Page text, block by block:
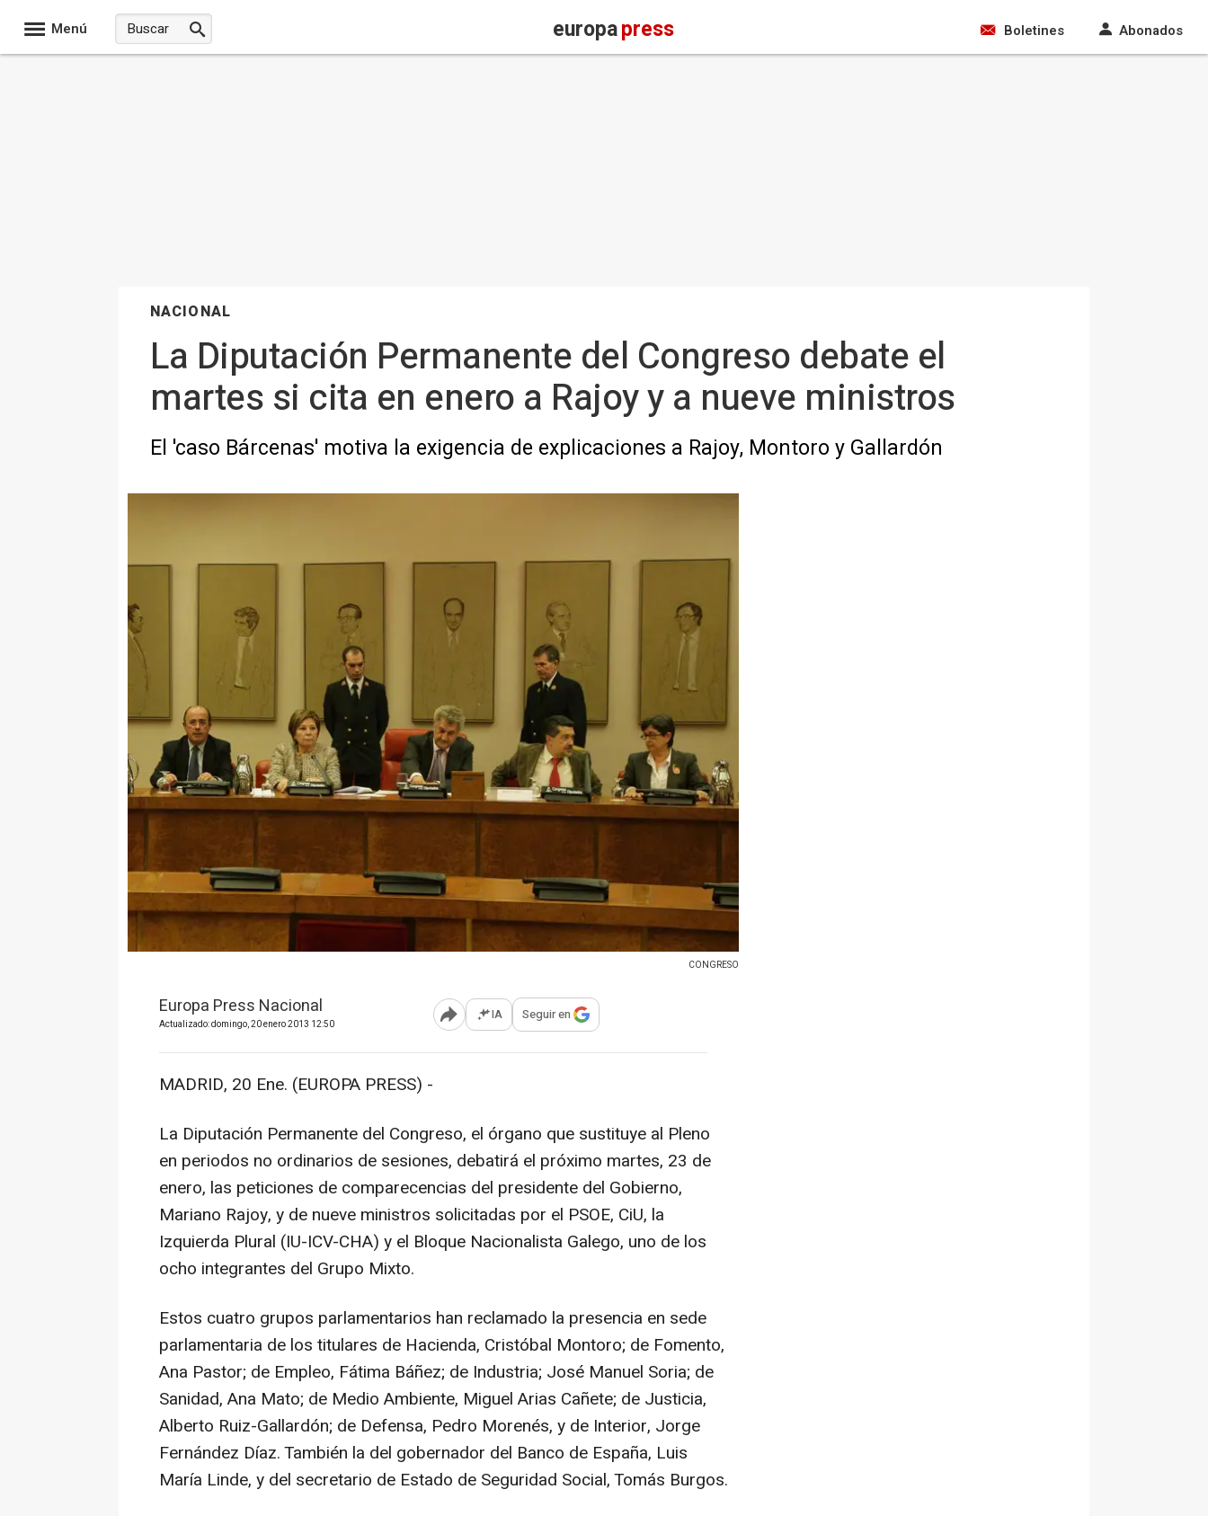
Menú europapress Boletines Abonados
NACIONAL
La Diputación Permanente del Congreso debate el
martes si cita en enero a Rajoy y a nueve ministros
El 'caso Bárcenas' motiva la exigencia de explicaciones a Rajoy, Montoro y Gallardón
CONGRESO
Europa Press Nacional
Actualizado: domingo, 20 enero 2013 12:50 Abrir opciones para compartir
IA Seguir en
MADRID, 20 Ene. (EUROPA PRESS) -
La Diputación Permanente del Congreso, el órgano que sustituye al Pleno
en periodos no ordinarios de sesiones, debatirá el próximo martes, 23 de
enero, las peticiones de comparecencias del presidente del Gobierno,
Mariano Rajoy, y de nueve ministros solicitadas por el PSOE, CiU, la
Izquierda Plural (IU-ICV-CHA) y el Bloque Nacionalista Galego, uno de los
ocho integrantes del Grupo Mixto.
Estos cuatro grupos parlamentarios han reclamado la presencia en sede
parlamentaria de los titulares de Hacienda, Cristóbal Montoro; de Fomento,
Ana Pastor; de Empleo, Fátima Báñez; de Industria; José Manuel Soria; de
Sanidad, Ana Mato; de Medio Ambiente, Miguel Arias Cañete; de Justicia,
Alberto Ruiz-Gallardón; de Defensa, Pedro Morenés, y de Interior, Jorge
Fernández Díaz. También la del gobernador del Banco de España, Luis
María Linde, y del secretario de Estado de Seguridad Social, Tomás Burgos.